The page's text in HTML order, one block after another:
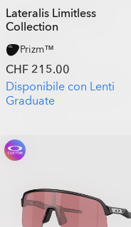
Lateralis Limitless
Collection
Prizm™
CHF 215.00
Disponibile con Lenti
Graduate